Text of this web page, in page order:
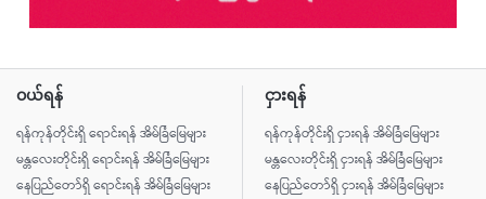
ဝယ်ရန်
ရန်ကုန်တိုင်းရှိ ရောင်းရန် အိမ်ခြံမြေများ
မန္တလေးတိုင်းရှိ ရောင်းရန် အိမ်ခြံမြေများ
နေပြည်တော်ရှိ ရောင်းရန် အိမ်ခြံမြေများ
ငှားရန်
ရန်ကုန်တိုင်းရှိ ငှားရန် အိမ်ခြံမြေများ
မန္တလေးတိုင်းရှိ ငှားရန် အိမ်ခြံမြေများ
နေပြည်တော်ရှိ ငှားရန် အိမ်ခြံမြေများ